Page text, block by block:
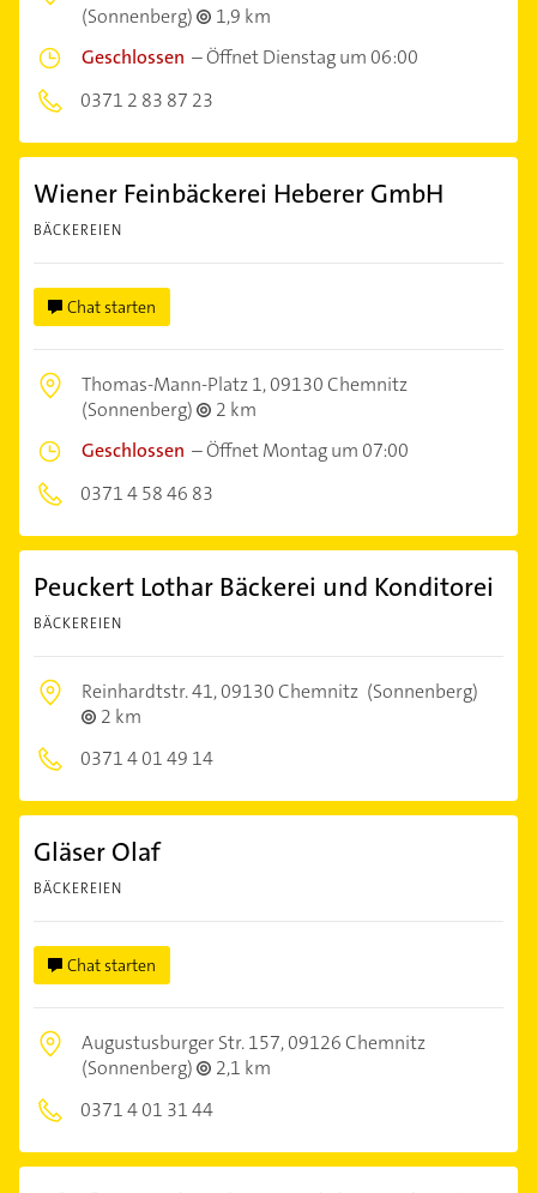
(Sonnenberg)
1,9 km
Geschlossen –Öffnet Dienstag um 06:00
0371 2 83 87 23
Wiener Feinbäckerei Heberer GmbH
BÄCKEREIEN
Chat starten
Thomas-Mann-Platz 1,09130 Chemnitz
(Sonnenberg)
2 km
Geschlossen –Öffnet Montag um 07:00
0371 4 58 46 83
Peuckert Lothar Bäckerei und Konditorei
BÄCKEREIEN
Reinhardtstr. 41,09130 Chemnitz (Sonnenberg)
2 km
0371 4 01 49 14
Gläser Olaf
BÄCKEREIEN
Chat starten
Augustusburger Str. 157,09126 Chemnitz
(Sonnenberg)
2,1 km
0371 4 01 31 44